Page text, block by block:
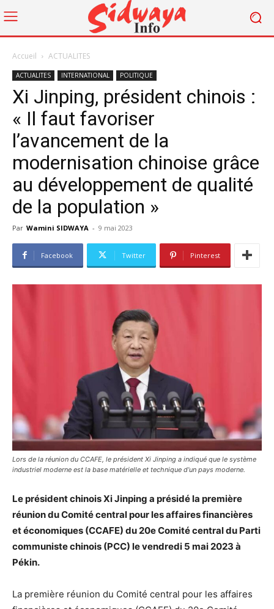
Accueil ACTUALITES
ACTUALITES INTERNATIONAL POLITIQUE
Xi Jinping, président chinois :
« Il faut favoriser
l’avancement de la
modernisation chinoise grâce
au développement de qualité
de la population »
Par Wamini SIDWAYA - 9 mai 2023
Facebook Twitter Pinterest
Lors de la réunion du CCAFE, le président Xi Jinping a indiqué que le système
industriel moderne est la base matérielle et technique d’un pays moderne.
Le président chinois Xi Jinping a présidé la première
réunion du Comité central pour les affaires financières
et économiques (CCAFE) du 20eComité central du Parti
communiste chinois (PCC) le vendredi 5 mai 2023 à
Pékin.
La première réunion du Comité central pour les affaires